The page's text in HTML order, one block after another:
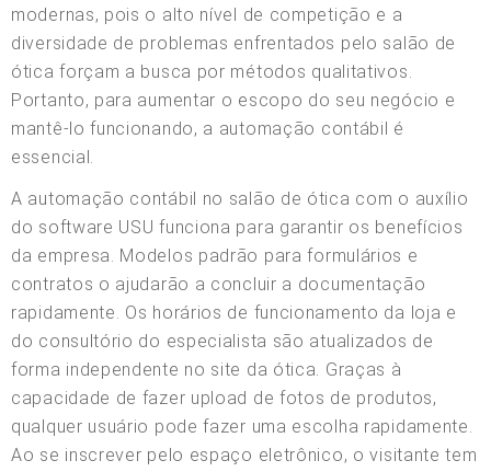
modernas, pois o alto nível de competição e a
diversidade de problemas enfrentados pelo salão de
ótica forçam a busca por métodos qualitativos.
Portanto, para aumentar o escopo do seu negócio e
mantê-lo funcionando, a automação contábil é
essencial.
A automação contábil no salão de ótica com o auxílio
do software USU funciona para garantir os benefícios
da empresa. Modelos padrão para formulários e
contratos o ajudarão a concluir a documentação
rapidamente. Os horários de funcionamento da loja e
do consultório do especialista são atualizados de
forma independente no site da ótica. Graças à
capacidade de fazer upload de fotos de produtos,
qualquer usuário pode fazer uma escolha rapidamente.
Ao se inscrever pelo espaço eletrônico, o visitante tem